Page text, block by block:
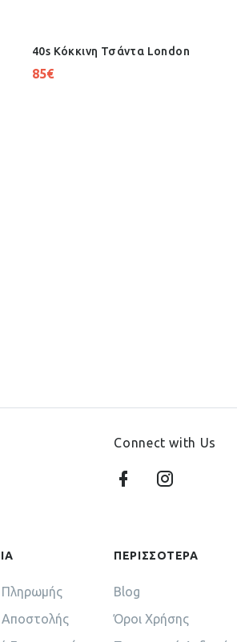
40s Κόκκινη Τσάντα London
85€
Connect with Us
Πληρωμής
Αποστολής
ΠΕΡΙΣΣΟΤΕΡΑ
Blog
Όροι Χρήσης